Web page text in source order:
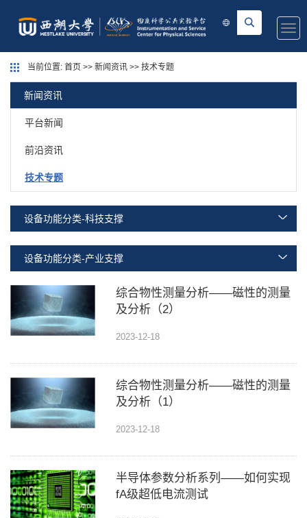
当前位置: 首页 >> 新闻资讯 >> 技术专题
新闻资讯
平台新闻
前沿资讯
技术专题
设备功能分类-科技支撑
设备功能分类-产业支撑
综合物性测量分析——磁性的测量
及分析（2）
2023-12-18
综合物性测量分析——磁性的测量
及分析（1）
2023-12-18
半导体参数分析系列——如何实现
fA级超低电流测试